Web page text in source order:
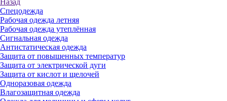
Назад
Спецодежда
Рабочая одежда летняя
Рабочая одежда утеплённая
Сигнальная одежда
Антистатическая одежда
Защита от повышенных температур
Защита от электрической дуги
Защита от кислот и щелочей
Одноразовая одежда
Влагозащитная одежда